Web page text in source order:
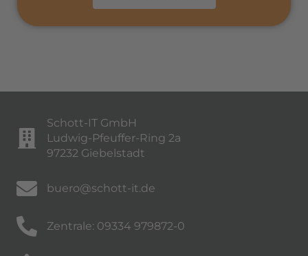
Schott-IT GmbH
Ludwig-Pfeuffer-Ring 2a
97232 Giebelstadt
buero@schott-it.de
Zentrale: 09334 979872-0